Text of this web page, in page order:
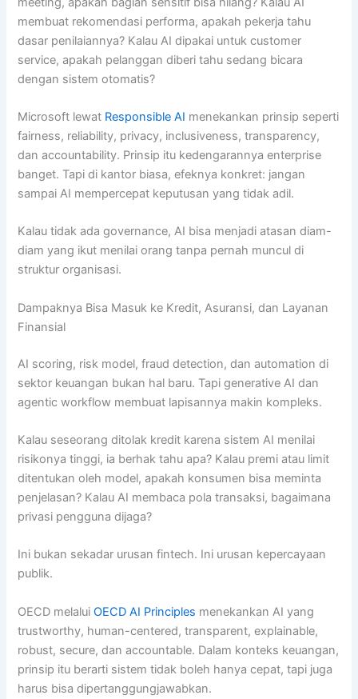
membuat rekomendasi performa, apakah pekerja tahu
dasar penilaiannya? Kalau AI dipakai untuk customer
service, apakah pelanggan diberi tahu sedang bicara
dengan sistem otomatis?
Microsoft lewat Responsible AI menekankan prinsip seperti
fairness, reliability, privacy, inclusiveness, transparency,
dan accountability. Prinsip itu kedengarannya enterprise
banget. Tapi di kantor biasa, efeknya konkret: jangan
sampai AI mempercepat keputusan yang tidak adil.
Kalau tidak ada governance, AI bisa menjadi atasan diam-
diam yang ikut menilai orang tanpa pernah muncul di
struktur organisasi.
Dampaknya Bisa Masuk ke Kredit, Asuransi, dan Layanan
Finansial
AI scoring, risk model, fraud detection, dan automation di
sektor keuangan bukan hal baru. Tapi generative AI dan
agentic workflow membuat lapisannya makin kompleks.
Kalau seseorang ditolak kredit karena sistem AI menilai
risikonya tinggi, ia berhak tahu apa? Kalau premi atau limit
ditentukan oleh model, apakah konsumen bisa meminta
penjelasan? Kalau AI membaca pola transaksi, bagaimana
privasi pengguna dijaga?
Ini bukan sekadar urusan fintech. Ini urusan kepercayaan
publik.
OECD melaluiOECD AI Principles menekankan AI yang
trustworthy, human-centered, transparent, explainable,
robust, secure, dan accountable. Dalam konteks keuangan,
prinsip itu berarti sistem tidak boleh hanya cepat, tapi juga
harus bisa dipertanggungjawabkan.